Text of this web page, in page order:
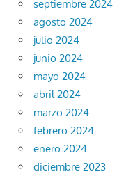
septiembre 2024
agosto 2024
julio 2024
junio 2024
mayo 2024
abril 2024
marzo 2024
febrero 2024
enero 2024
diciembre 2023